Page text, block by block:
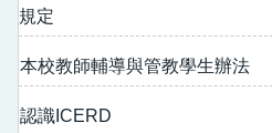
規定
本校教師輔導與管教學生辦法
認識ICERD